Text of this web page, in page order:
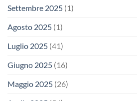
Settembre 2025 (1)
Agosto 2025 (1)
Luglio 2025 (41)
Giugno 2025 (16)
Maggio 2025 (26)